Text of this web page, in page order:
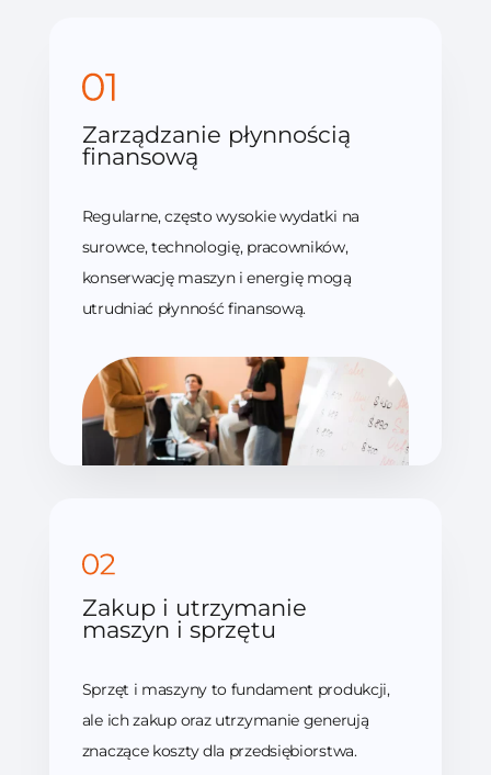
Zarządzanie płynnością
finansową
Regularne, często wysokie wydatki na
surowce, technologię, pracowników,
konserwację maszyn i energię mogą
utrudniać płynność finansową.
Zakup i utrzymanie
maszyn i sprzętu
Sprzęt i maszyny to fundament produkcji,
ale ich zakup oraz utrzymanie generują
znaczące koszty dla przedsiębiorstwa.